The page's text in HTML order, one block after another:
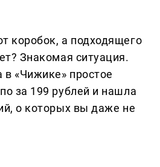
коробок, а подходящего
Знакомая ситуация.
в «Чижике» простое
за 199 рублей и нашла
о которых вы даже не